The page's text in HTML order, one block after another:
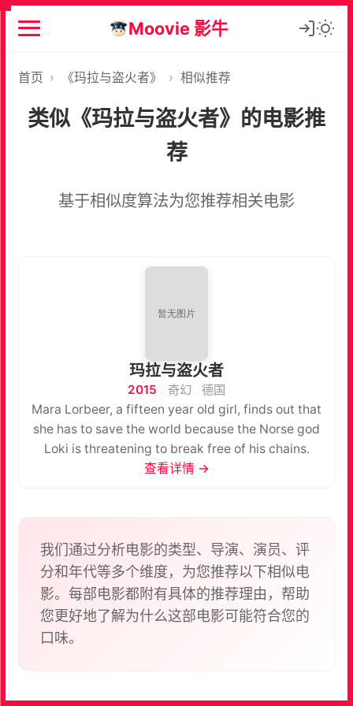
Moovie 影牛
首页 › 《玛拉与盗火者》 › 相似推荐
类似《玛拉与盗火者》的电影推
荐
基于相似度算法为您推荐相关电影
玛拉与盗火者
2015 奇幻
德国
Mara Lorbeer, a fifteen year old girl, finds out that
she has to save the world because the Norse god
Loki is threatening to break free of his chains.
查看详情 →
我们通过分析电影的类型、导演、演员、评
分和年代等多个维度，为您推荐以下相似电
影。每部电影都附有具体的推荐理由，帮助
您更好地了解为什么这部电影可能符合您的
口味。